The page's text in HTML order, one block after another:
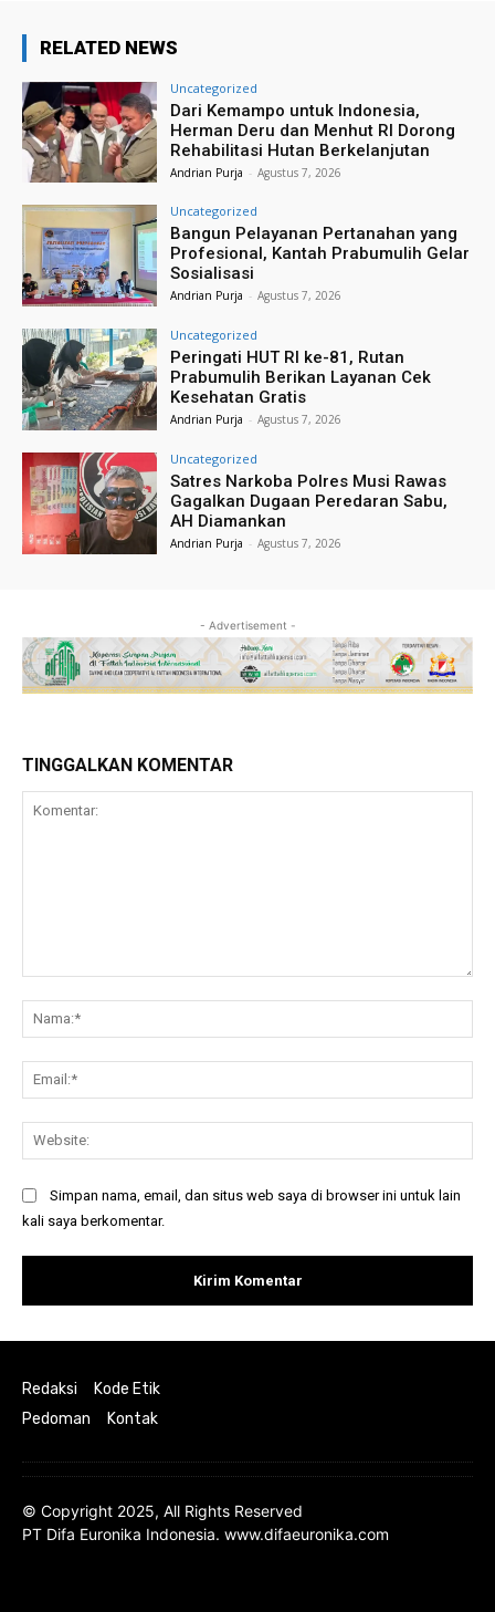
RELATED NEWS
Uncategorized
Dari Kemampo untuk Indonesia,
Herman Deru dan Menhut RI Dorong
Rehabilitasi Hutan Berkelanjutan
Andrian Purja - Agustus 7, 2026
Uncategorized
Bangun Pelayanan Pertanahan yang
Profesional, Kantah Prabumulih Gelar
Sosialisasi
Andrian Purja - Agustus 7, 2026
Uncategorized
Peringati HUT RI ke-81, Rutan
Prabumulih Berikan Layanan Cek
Kesehatan Gratis
Andrian Purja - Agustus 7, 2026
Uncategorized
Satres Narkoba Polres Musi Rawas
Gagalkan Dugaan Peredaran Sabu,
AH Diamankan
Andrian Purja - Agustus 7, 2026
- Advertisement -
TINGGALKAN KOMENTAR
Simpan nama, email, dan situs web saya di browser ini untuk lain
kali saya berkomentar.
Redaksi
Kode Etik
Pedoman
Kontak
© Copyright 2025, All Rights Reserved
PT Difa Euronika Indonesia. www.difaeuronika.com